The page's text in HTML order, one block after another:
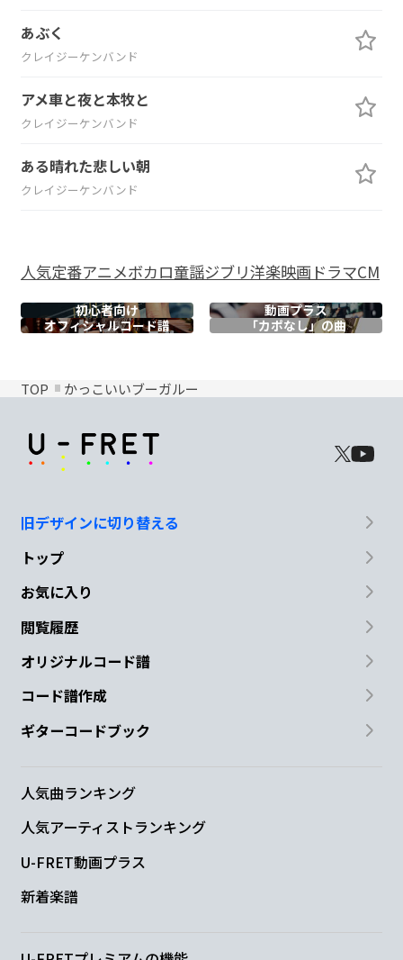
あぶく
クレイジーケンバンド
アメ車と夜と本牧と
クレイジーケンバンド
ある晴れた悲しい朝
クレイジーケンバンド
人気定番アニメボカロ童謡ジブリ洋楽映画ドラマCM
初心者向け
動画プラス
オフィシャルコード譜 「カポなし」の曲
TOP かっこいいブーガルー
旧デザインに切り替える
トップ
お気に入り
閲覧履歴
オリジナルコード譜
コード譜作成
ギターコードブック
人気曲ランキング
人気アーティストランキング
U-FRET動画プラス
新着楽譜